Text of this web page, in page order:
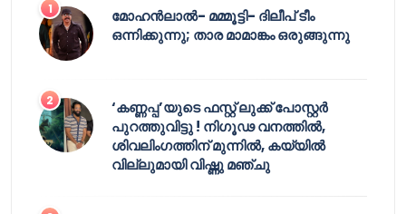
മോഹൻലാൽ- മമ്മൂട്ടി- ദിലീപ് ടീം
ഒന്നിക്കുന്നു; താര മാമാങ്കം ഒരുങ്ങുന്നു
‘കണ്ണപ്പ’യുടെ ഫസ്റ്റ് ലുക്ക് പോസ്റ്റർ
പുറത്തുവിട്ടു ! നിഗൂഢ വനത്തിൽ,
ശിവലിംഗത്തിന് മുന്നിൽ, കയ്യിൽ
വില്ലുമായി വിഷ്ണു മഞ്ചു